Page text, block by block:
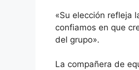
«Su elección refleja
confiamos en que
del grupo».
La compañera de